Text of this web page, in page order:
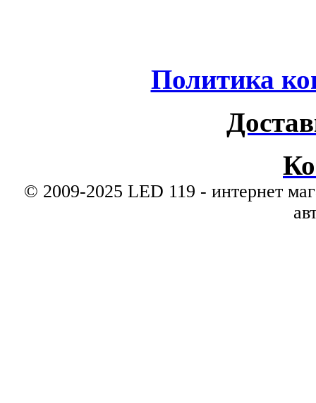
Политика
© 2009-2025 LED 119 - интернет